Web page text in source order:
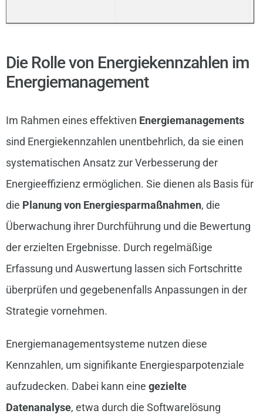
Die Rolle von Energiekennzahlen im
Energiemanagement
Im Rahmen eines effektiven Energiemanagements
sind Energiekennzahlen unentbehrlich, da sie einen
systematischen Ansatz zur Verbesserung der
Energieeffizienz ermöglichen. Sie dienen als Basis für
die Planung von Energiesparmaßnahmen, die
Überwachung ihrer Durchführung und die Bewertung
der erzielten Ergebnisse. Durch regelmäßige
Erfassung und Auswertung lassen sich Fortschritte
überprüfen und gegebenenfalls Anpassungen in der
Strategie vornehmen.
Energiemanagementsysteme nutzen diese
Kennzahlen, um signifikante Energiesparpotenziale
aufzudecken. Dabei kann eine gezielte
Datenanalyse, etwa durch die Softwarelösung